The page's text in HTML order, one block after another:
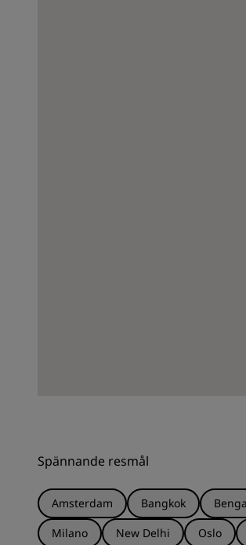
Spännande resmål
Amsterdam Bangkok
Milano
New Delhi Oslo